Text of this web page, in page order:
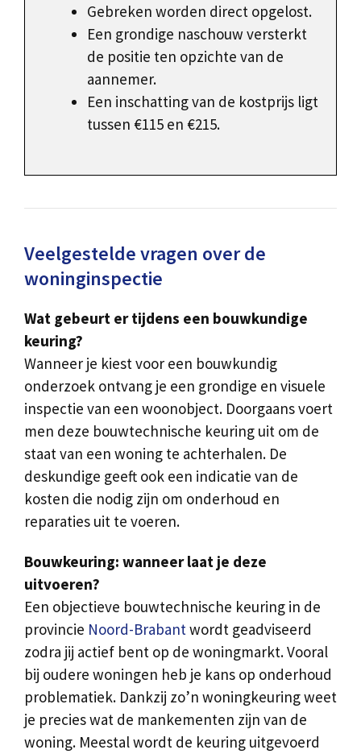
Gebreken worden direct opgelost.
Een grondige naschouw versterkt
de positie ten opzichte van de
aannemer.
Een inschatting van de kostprijs ligt
tussen €115 en €215.
Veelgestelde vragen over de
woninginspectie
Wat gebeurt er tijdens een bouwkundige
keuring?
Wanneer je kiest voor een bouwkundig
onderzoek ontvang je een grondige en visuele
inspectie van een woonobject. Doorgaans voert
men deze bouwtechnische keuring uit om de
staat van een woning te achterhalen. De
deskundige geeft ook een indicatie van de
kosten die nodig zijn om onderhoud en
reparaties uit te voeren.
Bouwkeuring: wanneer laat je deze
uitvoeren?
Een objectieve bouwtechnische keuring in de
provincie Noord-Brabantwordt geadviseerd
zodra jij actief bent op de woningmarkt. Vooral
bij oudere woningen heb je kans op onderhoud
problematiek. Dankzij zo’n woningkeuring weet
je precies wat de mankementen zijn van de
woning. Meestal wordt de keuring uitgevoerd